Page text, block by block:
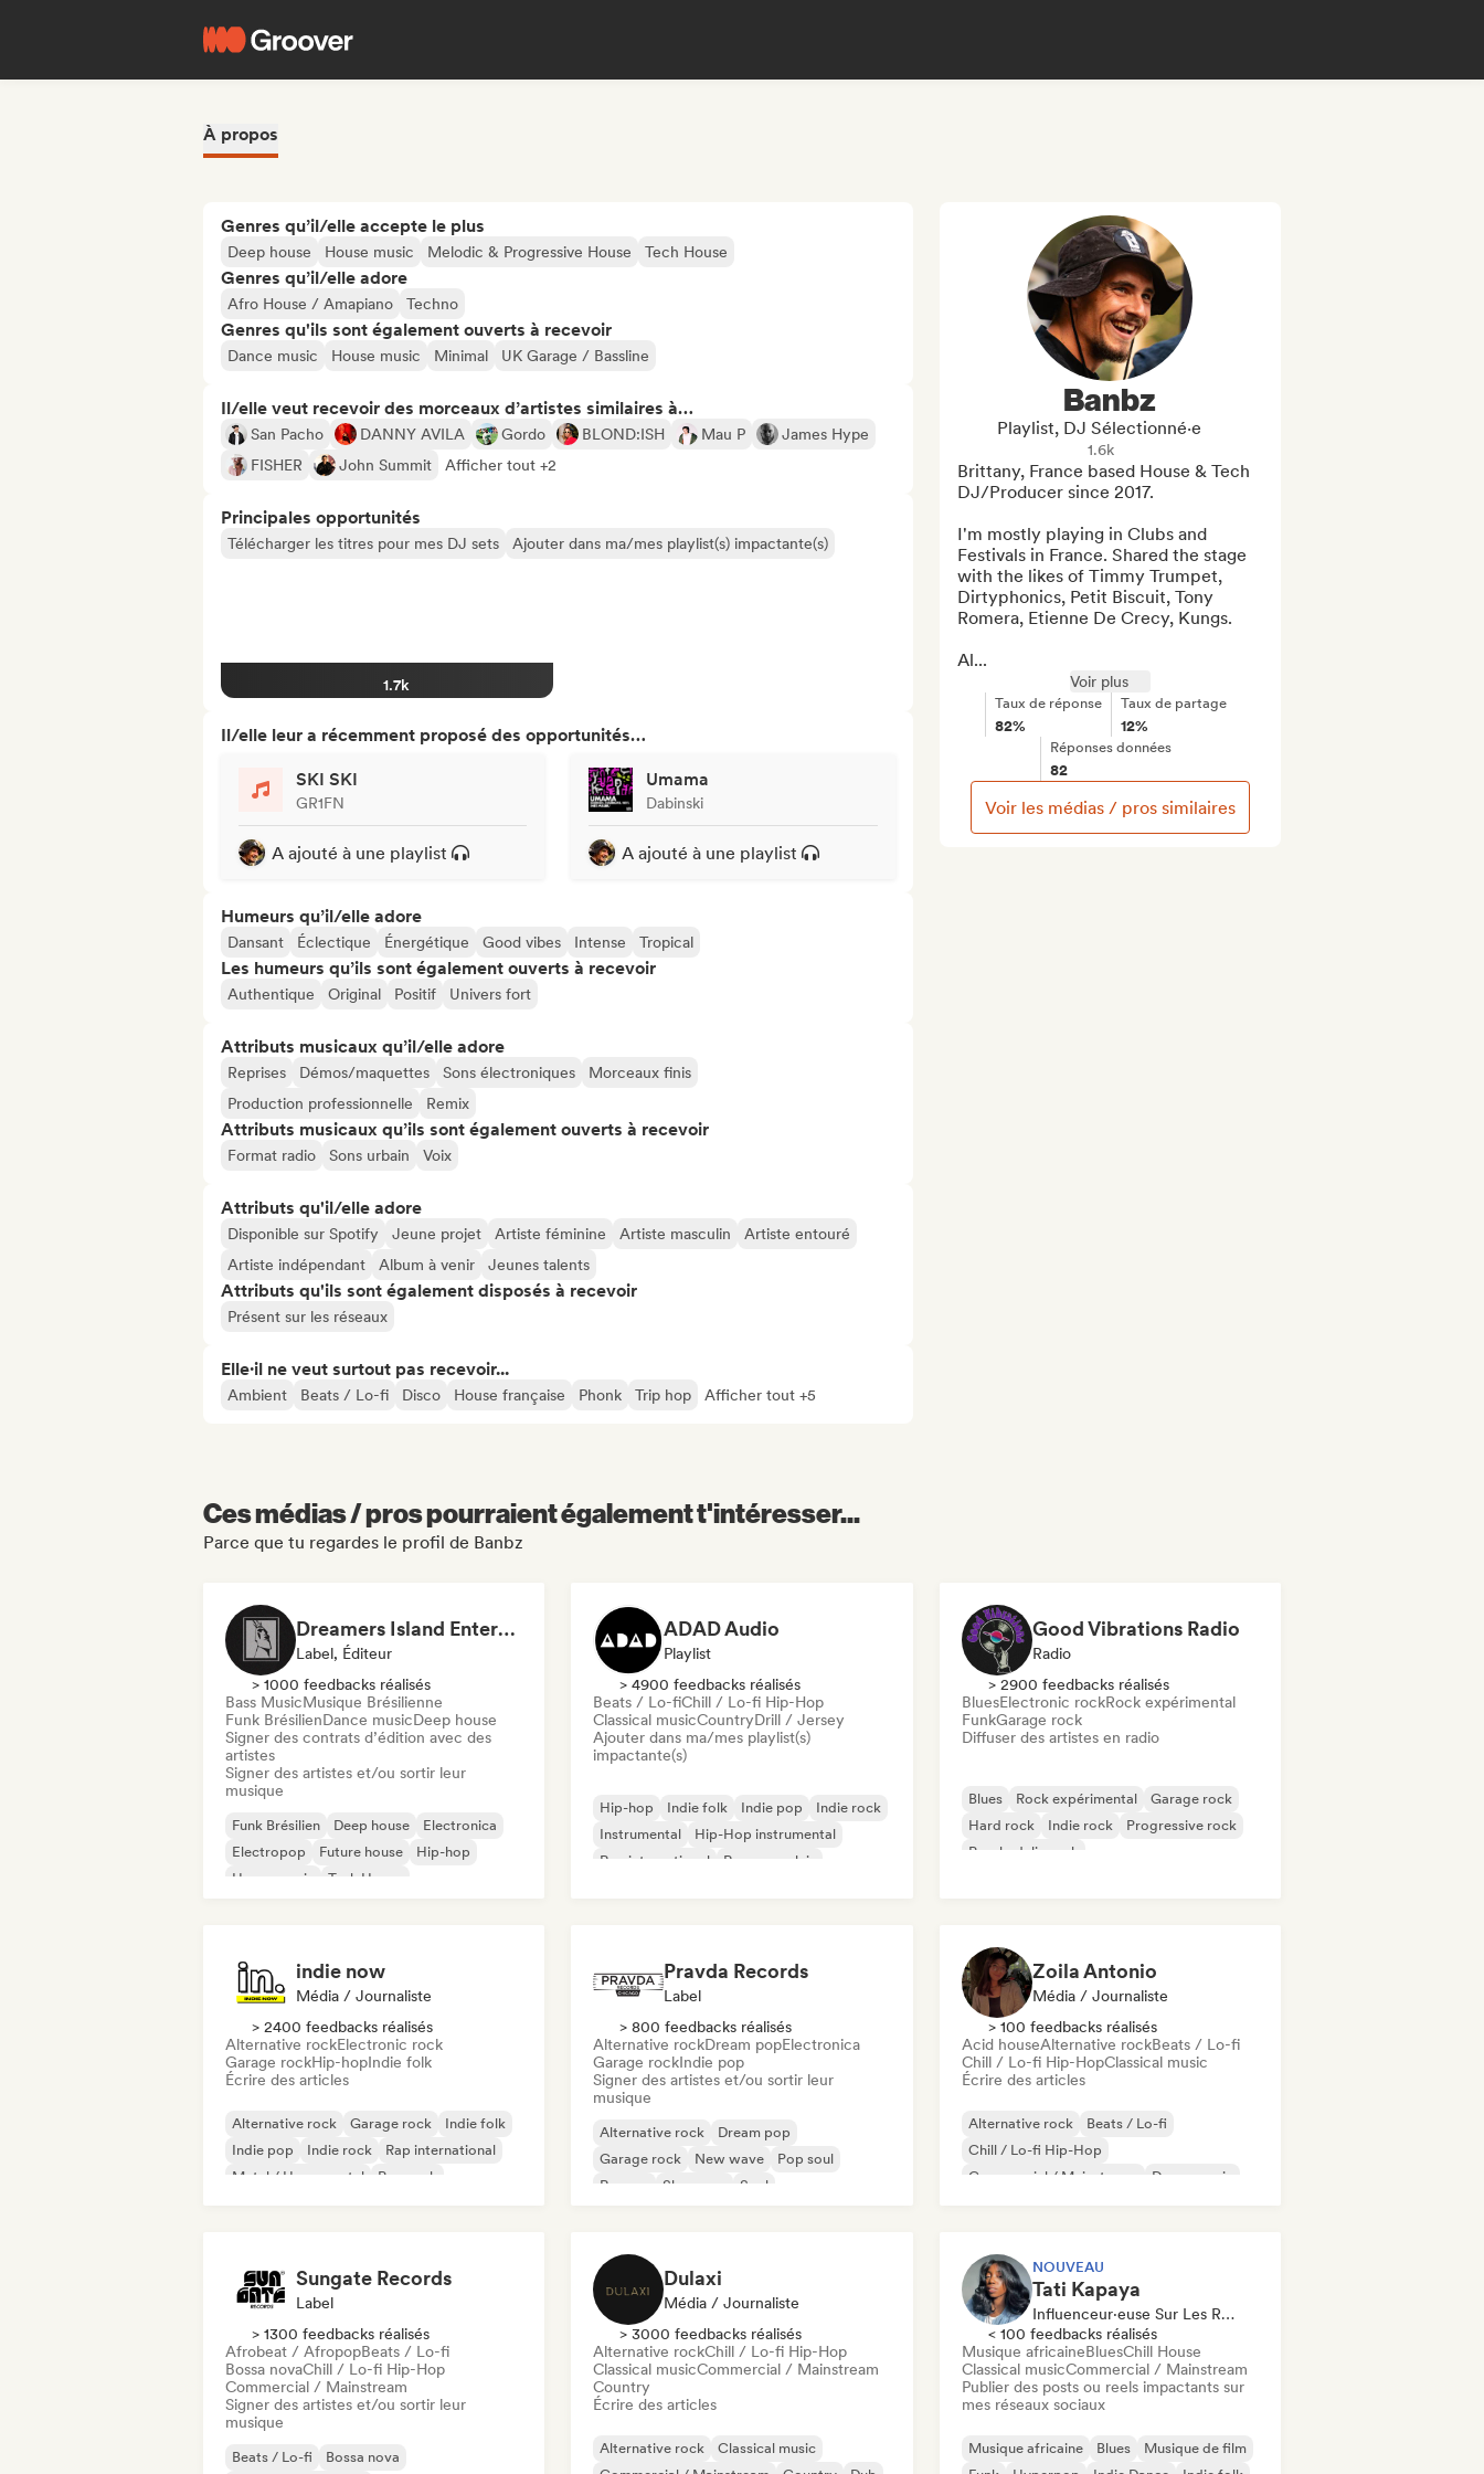
À propos
Genres qu’il/elle accepte le plus
Deep house House music Melodic & Progressive House Tech House
Genres qu’il/elle adore
Afro House / Amapiano Techno
Genres qu'ils sont également ouverts à recevoir
Dance music House music Minimal UK Garage / Bassline
Il/elle veut recevoir des morceaux d’artistes similaires à…
San Pacho DANNY AVILA Gordo BLOND:ISH Mau P
James Hype
FISHER
John Summit Afficher tout +2
Principales opportunités
Télécharger les titres pour mes DJ sets Ajouter dans ma/mes playlist(s) impactante(s)
1.7k
Il/elle leur a récemment proposé des opportunités…
SKI SKI
GR1FN
A ajouté à une playlist
Umama
Dabinski
A ajouté à une playlist
Humeurs qu’il/elle adore
Dansant Éclectique Énergétique Good vibes Intense Tropical
Les humeurs qu’ils sont également ouverts à recevoir
Authentique Original Positif Univers fort
Attributs musicaux qu’il/elle adore
Reprises Démos/maquettes Sons électroniques
Morceaux finis
Production professionnelle
Remix
Attributs musicaux qu’ils sont également ouverts à recevoir
Format radio Sons urbain Voix
Attributs qu'il/elle adore
Disponible sur Spotify Jeune projet Artiste féminine Artiste masculin
Artiste entouré
Artiste indépendant
Album à venir Jeunes talents
Attributs qu'ils sont également disposés à recevoir
Présent sur les réseaux
Elle·il ne veut surtout pas recevoir...
Ambient Beats / Lo-fi Disco House française Phonk Trip hop Afficher tout +5
Banbz
Playlist, DJ Sélectionné·e
1.6k
Brittany, France based House & Tech
DJ/Producer since 2017.
I'm mostly playing in Clubs and
Festivals in France. Shared the stage
with the likes of Timmy Trumpet,
Dirtyphonics, Petit Biscuit, Tony
Romera, Etienne De Crecy, Kungs.
Al...
Voir plus
Taux de réponse
82%
Taux de partage
12%
Réponses données
82
Voir les médias / pros similaires
Ces médias / pros pourraient également t'intéresser...
Parce que tu regardes le profil de Banbz
Dreamers Island Entertainment
Label, Éditeur
> 1000 feedbacks réalisés
Bass MusicMusique Brésilienne
Funk BrésilienDance musicDeep house
Signer des contrats d’édition avec des
artistes
Signer des artistes et/ou sortir leur
musique
Funk Brésilien Deep house
Electronica
Electropop
Future house
Hip-hop
House music
Tech House
ADAD Audio
Playlist
> 4900 feedbacks réalisés
Beats / Lo-fiChill / Lo-fi Hip-Hop
Classical musicCountryDrill / Jersey
Ajouter dans ma/mes playlist(s)
impactante(s)
Hip-hop Indie folk Indie pop
Indie rock
Instrumental
Hip-Hop instrumental
Rap international
Rap en anglais
Good Vibrations Radio
Radio
> 2900 feedbacks réalisés
BluesElectronic rockRock expérimental
FunkGarage rock
Diffuser des artistes en radio
Blues Rock expérimental
Garage rock
Hard rock
Indie rock
Progressive rock
Psychedelic rock
indie now
Média / Journaliste
> 2400 feedbacks réalisés
Alternative rockElectronic rock
Garage rockHip-hopIndie folk
Écrire des articles
Alternative rock Garage rock
Indie folk
Indie pop
Indie rock
Rap international
Metal / Heavy metal
Pop rock
Pravda Records
Label
> 800 feedbacks réalisés
Alternative rockDream popElectronica
Garage rockIndie pop
Signer des artistes et/ou sortir leur
musique
Alternative rock
Dream pop
Garage rock
New wave
Pop soul
Reggae
Shoegaze Soul
Zoila Antonio
Média / Journaliste
> 100 feedbacks réalisés
Acid houseAlternative rockBeats / Lo-fi
Chill / Lo-fi Hip-HopClassical music
Écrire des articles
Alternative rock
Beats / Lo-fi
Chill / Lo-fi Hip-Hop
Commercial / Mainstream
Dance music
Sungate Records
Label
> 1300 feedbacks réalisés
Afrobeat / AfropopBeats / Lo-fi
Bossa novaChill / Lo-fi Hip-Hop
Commercial / Mainstream
Signer des artistes et/ou sortir leur
musique
Beats / Lo-fi Bossa nova
Dulaxi
Média / Journaliste
> 3000 feedbacks réalisés
Alternative rockChill / Lo-fi Hip-Hop
Classical musicCommercial / Mainstream
Country
Écrire des articles
Alternative rock
Classical music
NOUVEAU
Tati Kapaya
Influenceur·euse Sur Les Réseaux Sociaux
< 100 feedbacks réalisés
Musique africaineBluesChill House
Classical musicCommercial / Mainstream
Publier des posts ou reels impactants sur
mes réseaux sociaux
Musique africaine Blues
Musique de film